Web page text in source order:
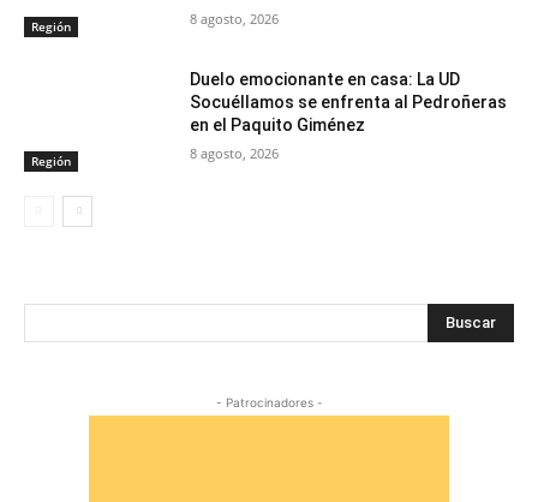
Región 8 agosto, 2026
Región
Duelo emocionante en casa: La UD
Socuéllamos se enfrenta al Pedroñeras
en el Paquito Giménez
8 agosto, 2026
Buscar
- Patrocinadores -